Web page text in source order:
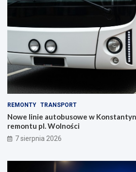
REMONTY TRANSPORT
Nowe linie autobusowe w
remontu pl. Wolności
7 sierpnia 2026